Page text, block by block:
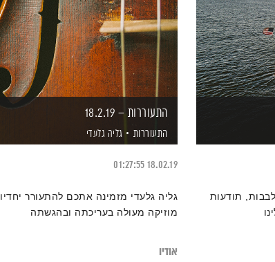
תודעות
התעוררות – 18.2.19
התעוררות גליה גלעדי
18.02.19
01:27:55
גליה גלעדי מזמינה אתכם להתעורר
מוזיקה מעולה בעריכתה ובהגשתה
אודיו